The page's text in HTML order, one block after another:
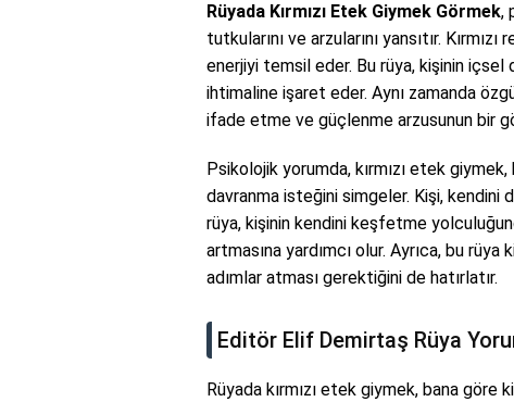
Rüyada Kırmızı Etek Giymek Görmek,
tutkularını ve arzularını yansıtır.
enerjiyi temsil eder. Bu rüya, kişinin içsel
ihtimaline işaret eder. Aynı zamanda
ifade etme ve güçlenme arzusunun bir
Psikolojik yorumda, kırmızı etek
davranma isteğini simgeler. Kişi,
rüya, kişinin kendini keşfetme
artmasına yardımcı olur. Ayrıca, bu
adımlar atması gerektiğini de hatırlatır.
Editör Elif Demirtaş Rüya
Rüyada kırmızı etek giymek, bana göre